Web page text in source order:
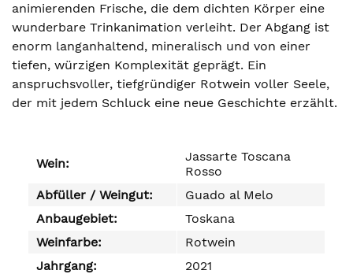
animierenden Frische, die dem dichten Körper eine
wunderbare Trinkanimation verleiht. Der Abgang ist
enorm langanhaltend, mineralisch und von einer
tiefen, würzigen Komplexität geprägt. Ein
anspruchsvoller, tiefgründiger Rotwein voller Seele,
der mit jedem Schluck eine neue Geschichte erzählt.
Wein:
Jassarte Toscana
Rosso
Abfüller / Weingut:
Guado al Melo
Anbaugebiet:
Toskana
Weinfarbe:
Rotwein
Jahrgang:
2021